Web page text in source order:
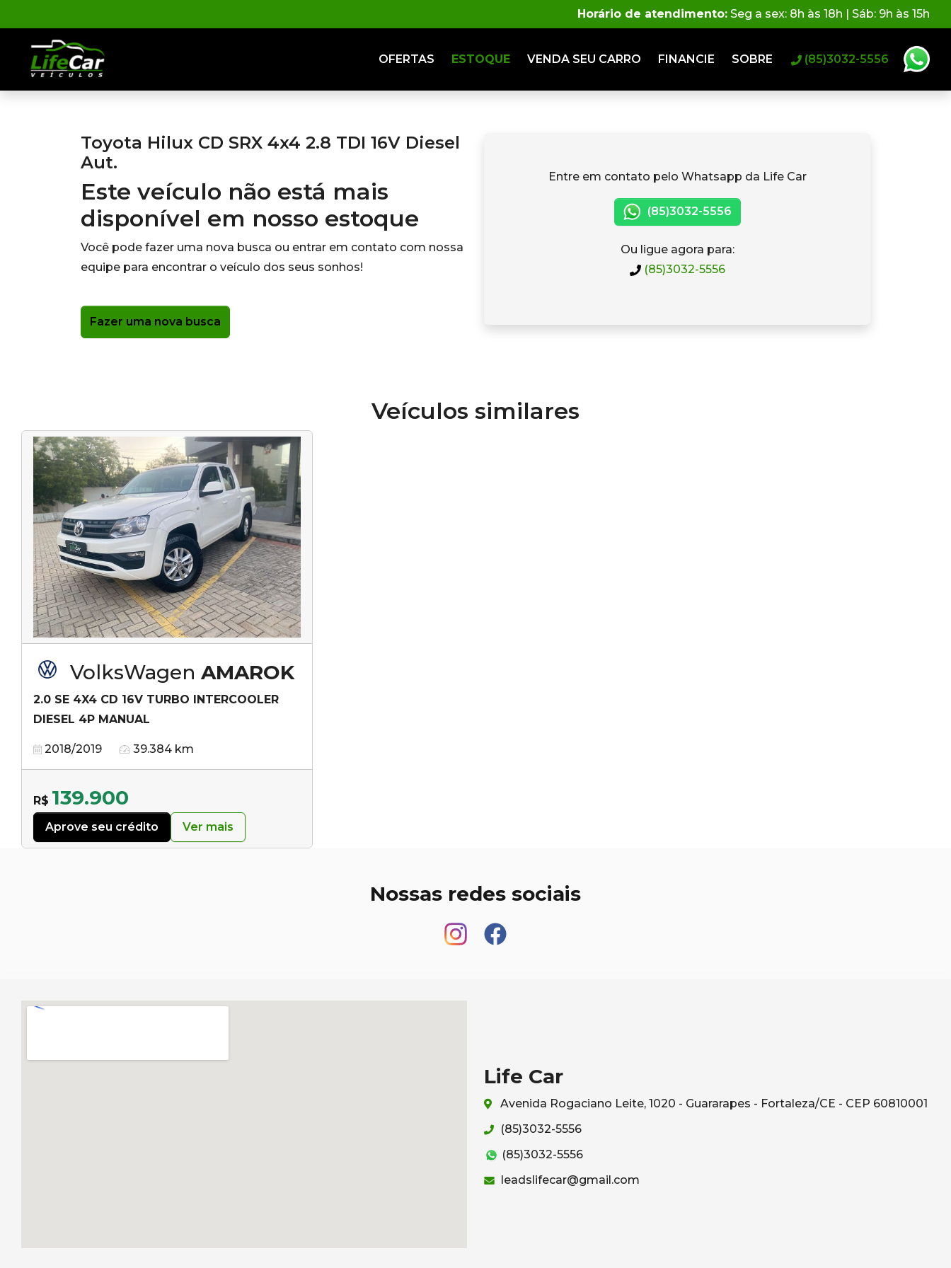
Horário de atendimento: Seg a sex: 8h às 18h | Sáb: 9h às 15h
OFERTAS ESTOQUE VENDA SEU CARRO FINANCIE SOBRE (85)3032-5556
Toyota Hilux CD SRX 4x4 2.8 TDI 16V Diesel
Aut.
Este veículo não está mais
disponível em nosso estoque
Você pode fazer uma nova busca ou entrar em contato com nossa
equipe para encontrar o veículo dos seus sonhos!
Fazer uma nova busca
Entre em contato pelo Whatsapp da Life Car
(85)3032-5556
Ou ligue agora para:
(85)3032-5556
Veículos similares
VolksWagen AMAROK
2.0 SE 4X4 CD 16V TURBO INTERCOOLER
DIESEL 4P MANUAL
2018/2019 39.384 km
R$ 139.900
Aprove seu crédito Ver mais
Nossas redes sociais
Life Car
Avenida Rogaciano Leite, 1020 - Guararapes - Fortaleza/CE - CEP 60810001
(85)3032-5556
(85)3032-5556
leadslifecar@gmail.com